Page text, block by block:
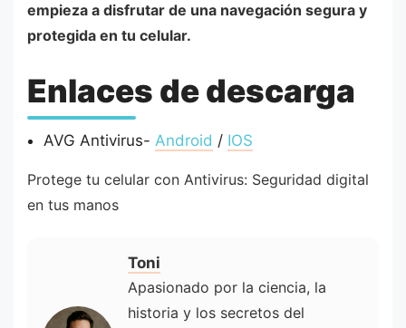
empieza a disfrutar de una navegación segura y
protegida en tu celular.
Enlaces de descarga
AVG Antivirus- Android / IOS
Protege tu celular con Antivirus: Seguridad digital
en tus manos
Toni
Apasionado por la ciencia, la
historia y los secretos del